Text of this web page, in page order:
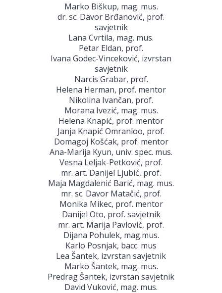
Marko Biškup, mag. mus.
dr. sc. Davor Brđanović, prof.
savjetnik
Lana Cvrtila, mag. mus.
Petar Eldan, prof.
Ivana Godec-Vinceković, izvrstan
savjetnik
Narcis Grabar, prof.
Helena Herman, prof. mentor
Nikolina Ivančan, prof.
Morana Ivezić, mag. mus.
Helena Knapić, prof. mentor
Janja Knapić Omranloo, prof.
Domagoj Košćak, prof. mentor
Ana-Marija Kyun, univ. spec. mus.
Vesna Leljak-Petković, prof.
mr. art. Danijel Ljubić, prof.
Maja Magdalenić Barić, mag. mus.
mr. sc. Davor Matačić, prof.
Monika Mikec, prof. mentor
Danijel Oto, prof. savjetnik
mr. art. Marija Pavlović, prof.
Dijana Pohulek, mag.mus.
Karlo Posnjak, bacc. mus
Lea Šantek, izvrstan savjetnik
Marko Šantek, mag. mus.
Predrag Šantek, izvrstan savjetnik
David Vuković, mag. mus.